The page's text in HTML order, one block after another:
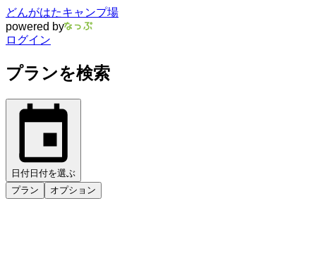
どんがはたキャンプ場
powered by
ログイン
プランを検索
日付 日付を選ぶ
プラン
オプション